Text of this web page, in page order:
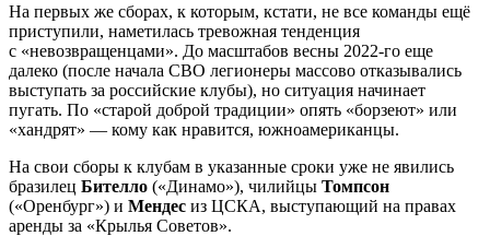
На первых же сборах, к которым, кстати, не все команды ещё
приступили, наметилась тревожная тенденция
с «невозвращенцами». До масштабов весны 2022-го еще
далеко (после начала СВО легионеры массово отказывались
выступать за российские клубы), но ситуация начинает
пугать. По «старой доброй традиции» опять «борзеют» или
«хандрят» — кому как нравится, южноамериканцы.
На свои сборы к клубам в указанные сроки уже не явились
бразилец Бителло («Динамо»), чилийцы Томпсон
(«Оренбург») и Мендес из ЦСКА, выступающий на правах
аренды за «Крылья Советов».